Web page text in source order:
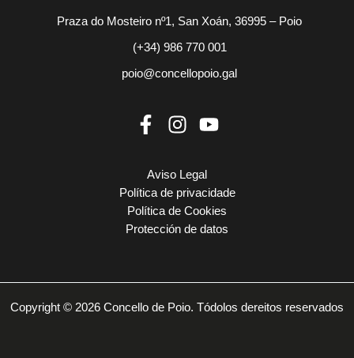
Praza do Mosteiro nº1, San Xoán, 36995 – Poio
(+34) 986 770 001
poio@concellopoio.gal
Aviso Legal
Política de privacidade
Política de Cookies
Protección de datos
Copyright © 2026 Concello de Poio. Tódolos dereitos reservados